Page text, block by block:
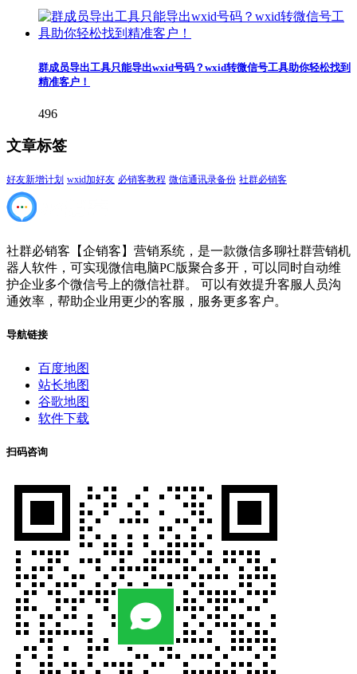
群成员导出工具只能导出wxid号码？wxid转微信号工具助你轻松找到
精准客户！
496
文章标签
好友新增计划 wxid加好友 必销客教程 微信通讯录备份 社群必销客
社群必销客【企销客】营销系统，是一款微信多聊社群营销机
器人软件，可实现微信电脑PC版聚合多开，可以同时自动维
护企业多个微信号上的微信社群。 可以有效提升客服人员沟
通效率，帮助企业用更少的客服，服务更多客户。
导航链接
百度地图
站长地图
谷歌地图
软件下载
扫码咨询